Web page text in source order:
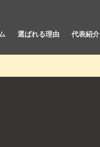
選ばれる理由 代表紹介